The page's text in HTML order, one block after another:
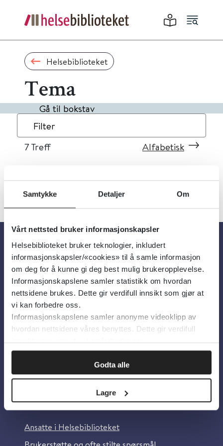
Samtykke Detaljer Om
Vårt nettsted bruker informasjonskapsler
Helsebiblioteket bruker teknologier, inkludert
informasjonskapsler/«cookies» til å samle informasjon
om deg for å kunne gi deg best mulig brukeropplevelse.
Informasjonskapslene samler statistikk om hvordan
nettsidene brukes. Dette gir verdifull innsikt som gjør at
vi kan forbedre oss.
Informasjonskapslene samler anonyme videoklipp av
hvordan nettsidene våres benyttes. Dette gir verdifull
innsikt som gjør at vi kan forbedre oss.
Godta alle
Lagre
Helsebiblioteket
Tema
Gå til bokstav
Filter
7Treff Alfabetisk
Om oss
Om Helsebiblioteket
Personvern og informasjonskapsler
Tilgjengelighetserklæring
Information in English
Ansatte i Helsebiblioteket